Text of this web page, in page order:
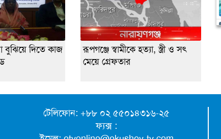
বুঝিয়ে দিতে কাজ
রূপগঞ্জে স্বামীকে হত্যা, স্ত্রী ও সৎ
মেয়ে গ্রেফতার
টেলিফোন: +৮৮ ০২ ৫৫০১৪৩১৬-২৫
ফ্যক্স :